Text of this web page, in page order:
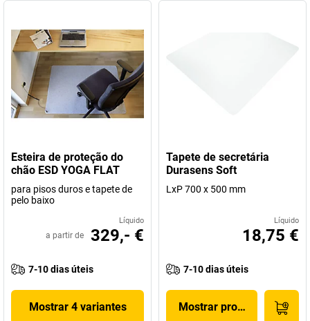
Esteira de proteção do
chão ESD YOGA FLAT
para pisos duros e tapete de
pelo baixo
Líquido
a partir de 329,- €
7-10 dias úteis
Mostrar 4 variantes
Tapete de secretária
Durasens Soft
LxP 700 x 500 mm
Líquido
18,75 €
7-10 dias úteis
Mostrar produto